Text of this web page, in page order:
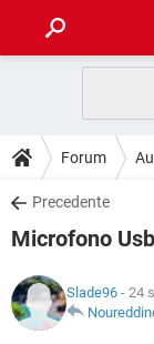
INTRATTENIMENTO
iOS
INSTAGRAM
TIKTOK
HARDWARE
GUIDE
COVID-19
INSTAGRAM
TIKTOK
DOWNLOAD
COVID-19
INTRATTENIMENTO
iOS
COVID-19
INTRATTENIMENTO
GLOSSARIO
Forum
Precedente
Microfono
Slade96 - 24